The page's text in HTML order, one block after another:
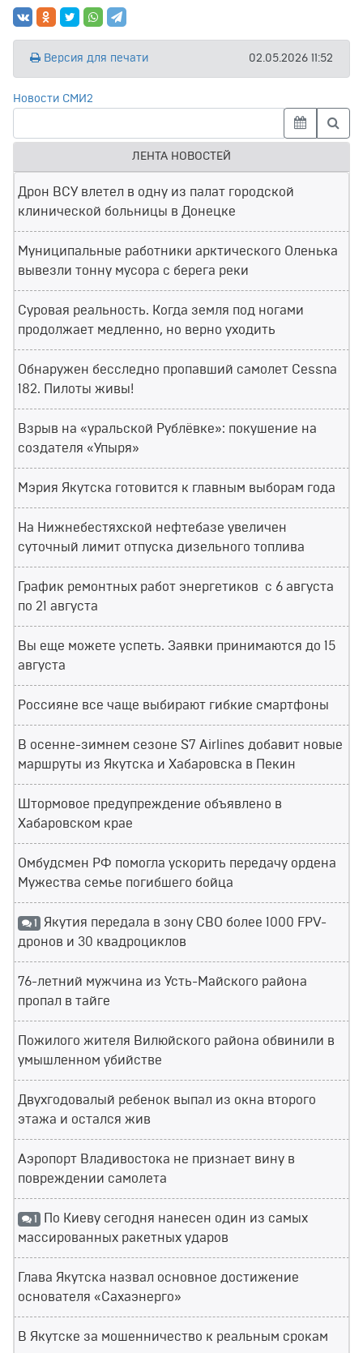
Версия для печати 02.05.2026 11:52
Новости СМИ2
ЛЕНТА НОВОСТЕЙ
Дрон ВСУ влетел в одну из палат городской
клинической больницы в Донецке
Муниципальные работники арктического Оленька
вывезли тонну мусора с берега реки
Суровая реальность. Когда земля под ногами
продолжает медленно, но верно уходить
Обнаружен бесследно пропавший самолет Cessna
182. Пилоты живы!
Взрыв на «уральской Рублёвке»: покушение на
создателя «Упыря»
Мэрия Якутска готовится к главным выборам года
На Нижнебестяхской нефтебазе увеличен
суточный лимит отпуска дизельного топлива
График ремонтных работ энергетиков с 6 августа
по 21 августа
Вы еще можете успеть. Заявки принимаются до 15
августа
Россияне все чаще выбирают гибкие смартфоны
В осенне-зимнем сезоне S7 Airlines добавит новые
маршруты из Якутска и Хабаровска в Пекин
Штормовое предупреждение объявлено в
Хабаровском крае
Омбудсмен РФ помогла ускорить передачу ордена
Мужества семье погибшего бойца
1 Якутия передала в зону СВО более 1000 FPV-
дронов и 30 квадроциклов
76-летний мужчина из Усть-Майского района
пропал в тайге
Пожилого жителя Вилюйского района обвинили в
умышленном убийстве
Двухгодовалый ребенок выпал из окна второго
этажа и остался жив
Аэропорт Владивостока не признает вину в
повреждении самолета
1 По Киеву сегодня нанесен один из самых
массированных ракетных ударов
Глава Якутска назвал основное достижение
основателя «Сахаэнерго»
В Якутске за мошенничество к реальным срокам